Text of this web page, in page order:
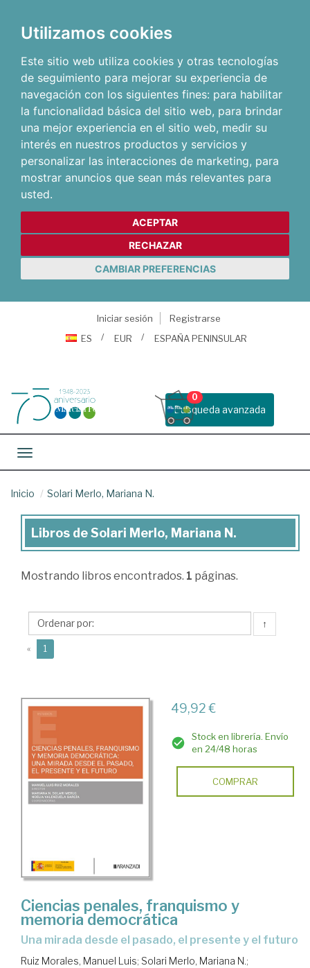
Utilizamos cookies
Este sitio web utiliza cookies y otras tecnologías
de seguimiento para mejorar su experiencia de
navegación con los siguientes fines: para habilitar
la funcionalidad básica del sitio web, para brindar
una mejor experiencia en el sitio web, medir su
interés en nuestros productos y servicios y
personalizar las interacciones de marketing, para
mostrar anuncios que sean más relevantes para
usted.
ACEPTAR
RECHAZAR
CAMBIAR PREFERENCIAS
Iniciar sesión
Registrarse
ES
EUR ESPAÑA PENINSULAR
Busqueda avanzada
0
Toggle navigation
Inicio Solari Merlo, Mariana N.
Libros
Solari
Mariana
N.
Libros de Solari Merlo, Mariana N.
Mostrando libros encontrados. 1 páginas.
↑
« 1
49,92 €
Stock en librería. Envío
en 24/48 horas
COMPRAR
Ciencias penales, franquismo y
memoria democrática
una mirada desde el pasado, el presente y el futuro
Ruiz Morales, Manuel Luis; Solari Merlo, Mariana N.;